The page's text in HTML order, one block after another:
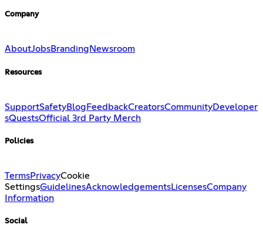
Company
AboutJobsBranding Newsroom
Resources
SupportSafetyBlog FeedbackCreatorsCommunityDeveloper
sQuestsOfficial 3rd Party Merch
Policies
TermsPrivacyCookie
SettingsGuidelinesAcknowledgementsLicensesCompany
Information
Social